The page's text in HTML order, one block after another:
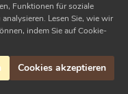
Funktionen für soziale
Lesen Sie, wie wir
indem Sie auf Cookie-
Cookies akzeptieren